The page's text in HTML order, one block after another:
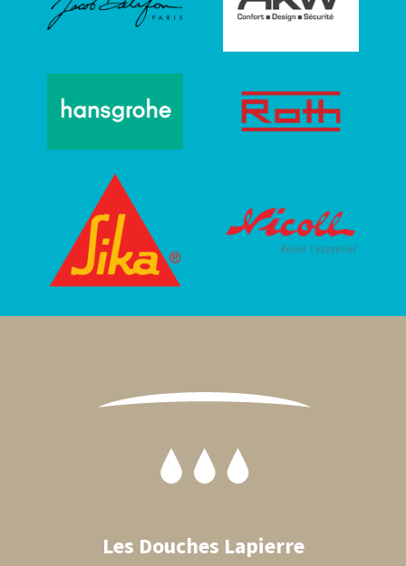
Les Douches Lapierre